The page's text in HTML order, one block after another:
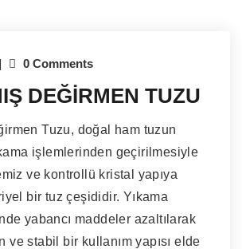
0 Comments
DEĞİRMEN TUZU
Tuzu, doğal ham tuzun
işlemlerinden geçirilmesiyle
ve kontrollü kristal yapıya
bir tuz çeşididir. Yıkama
yabancı maddeler azaltılarak
ve stabil bir kullanım yapısı elde